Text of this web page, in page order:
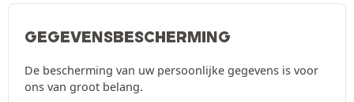
GEGEVENSBESCHERMING
De bescherming van uw persoonlijke gegevens is voor
ons van groot belang.